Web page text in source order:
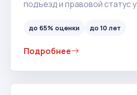
подъезд и правовой статус
до 65% оценки до 10 лет
Подробнее